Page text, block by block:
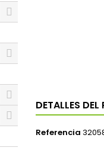
DETALLES
Referencia